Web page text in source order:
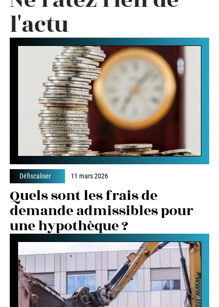
l'actu
Défiscaliser 11 mars 2026
Quels sont les frais de
demande admissibles pour
une hypothèque ?